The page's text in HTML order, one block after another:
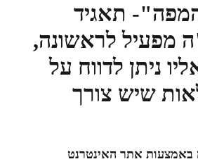
תאגיד
מפעיל לראשונה,
ניתן לדווח על
שיש צורך
באמצעות אתר האינטרנט